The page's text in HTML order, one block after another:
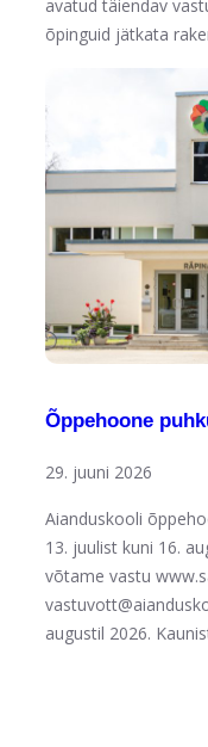
avatud täiendav
õpinguid jätkata
Õppehoone
29. juuni 2026
Aianduskooli
13. juulist kuni 16.
võtame vastu
augustil 2026.